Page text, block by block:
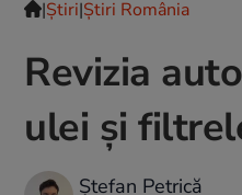
|Ştiri|Știri România
Revizia
ulei și
Ștefan Petrică